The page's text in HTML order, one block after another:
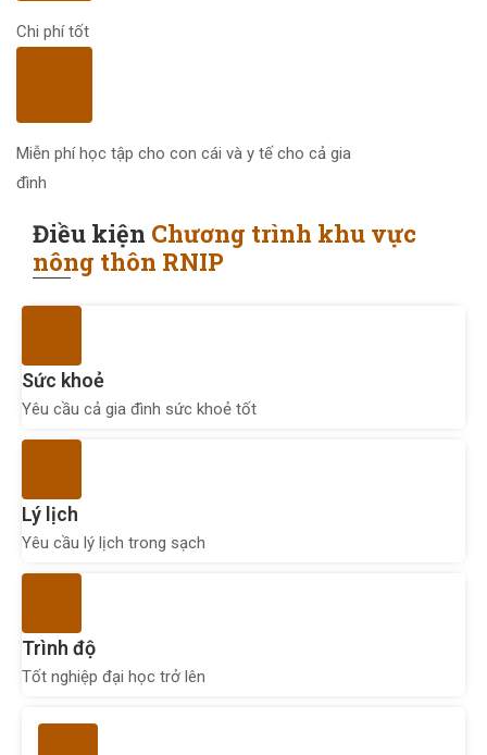
Chi phí tốt
Miễn phí học tập cho con cái và y tế cho cả gia
đình
Điều kiện Chương trình khu vực
nông thôn RNIP
Sức khoẻ
Yêu cầu cả gia đình sức khoẻ tốt
Lý lịch
Yêu cầu lý lịch trong sạch
Trình độ
Tốt nghiệp đại học trở lên